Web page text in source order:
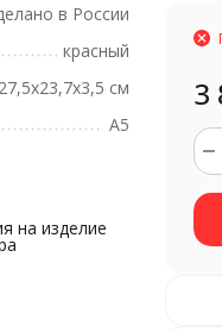
в России
красный
27,5х23,7х3,5 см
А5
на изделие
3